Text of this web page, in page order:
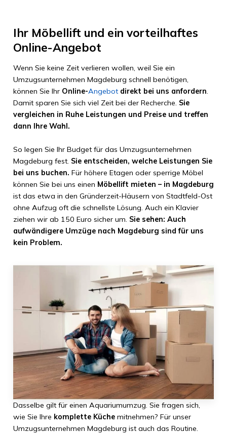
Ihr Möbellift und ein vorteilhaftes
Online-Angebot
Wenn Sie keine Zeit verlieren wollen, weil Sie ein
Umzugsunternehmen Magdeburg schnell benötigen,
können Sie Ihr Online-Angebot direkt bei uns anfordern.
Damit sparen Sie sich viel Zeit bei der Recherche. Sie
vergleichen in Ruhe Leistungen und Preise und treffen
dann Ihre Wahl.
So legen Sie Ihr Budget für das Umzugsunternehmen
Magdeburg fest. Sie entscheiden, welche Leistungen Sie
bei uns buchen. Für höhere Etagen oder sperrige Möbel
können Sie bei uns einen Möbellift mieten – in Magdeburg
ist das etwa in den Gründerzeit-Häusern von Stadtfeld-Ost
ohne Aufzug oft die schnellste Lösung. Auch ein Klavier
ziehen wir ab 150 Euro sicher um. Sie sehen: Auch
aufwändigere Umzüge nach Magdeburg sind für uns
kein Problem.
Dasselbe gilt für einen Aquariumumzug. Sie fragen sich,
wie Sie Ihre komplette Küchemitnehmen? Für unser
Umzugsunternehmen Magdeburg ist auch das Routine.